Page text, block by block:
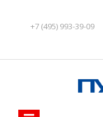
+7 (495) 993-39-09